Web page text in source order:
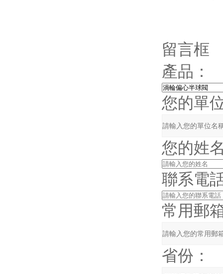
留言框
產品：
您的單
您的姓
聯系電
常用郵
省份：